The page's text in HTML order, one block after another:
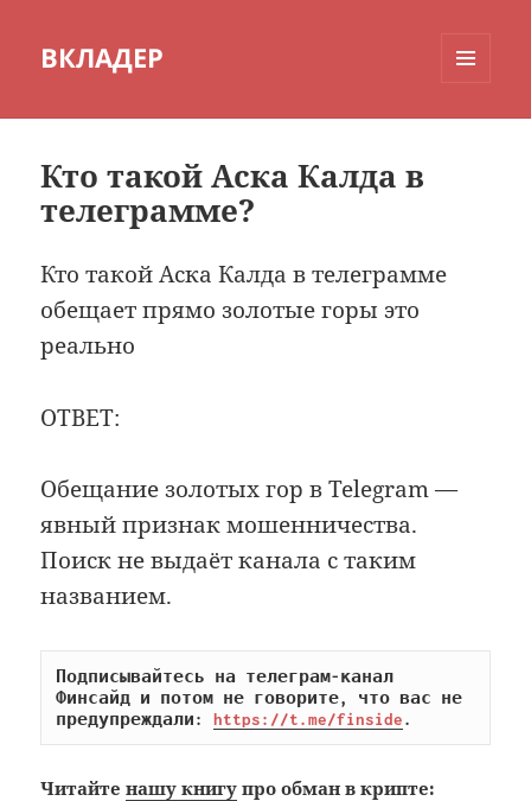
ВКЛАДЕР
Кто такой Аска Калда в
телеграмме?
Кто такой Аска Калда в телеграмме
обещает прямо золотые горы это
реально
ОТВЕТ:
Обещание золотых гор в Telegram —
явный признак мошенничества.
Поиск не выдаёт канала с таким
названием.
Подписывайтесь на телеграм-канал
Финсайд и потом не говорите, что вас не
предупреждали: https://t.me/finside.
Читайтенашу книгу про обман в крипте: